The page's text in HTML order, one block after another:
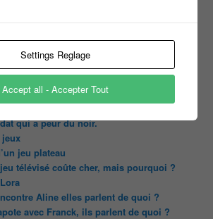
prendre sa place
des Joueurs
des émissions TV
qui a peur du noir.
jeu plateau
télévisé coûte cher, mais pourquoi ?
Aline elles parlent de quoi ?
avec Franck, ils parlent de quoi ?
Settings Reglage
Accept all - Accepter Tout